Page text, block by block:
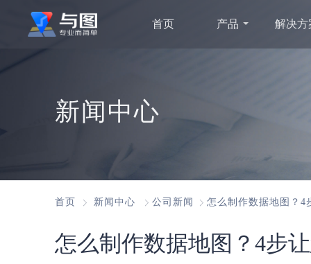
首页 产品 解决方
新闻中心
首页 新闻中心 公司新闻 怎么制作数据地图？4
怎么制作数据地图？4步